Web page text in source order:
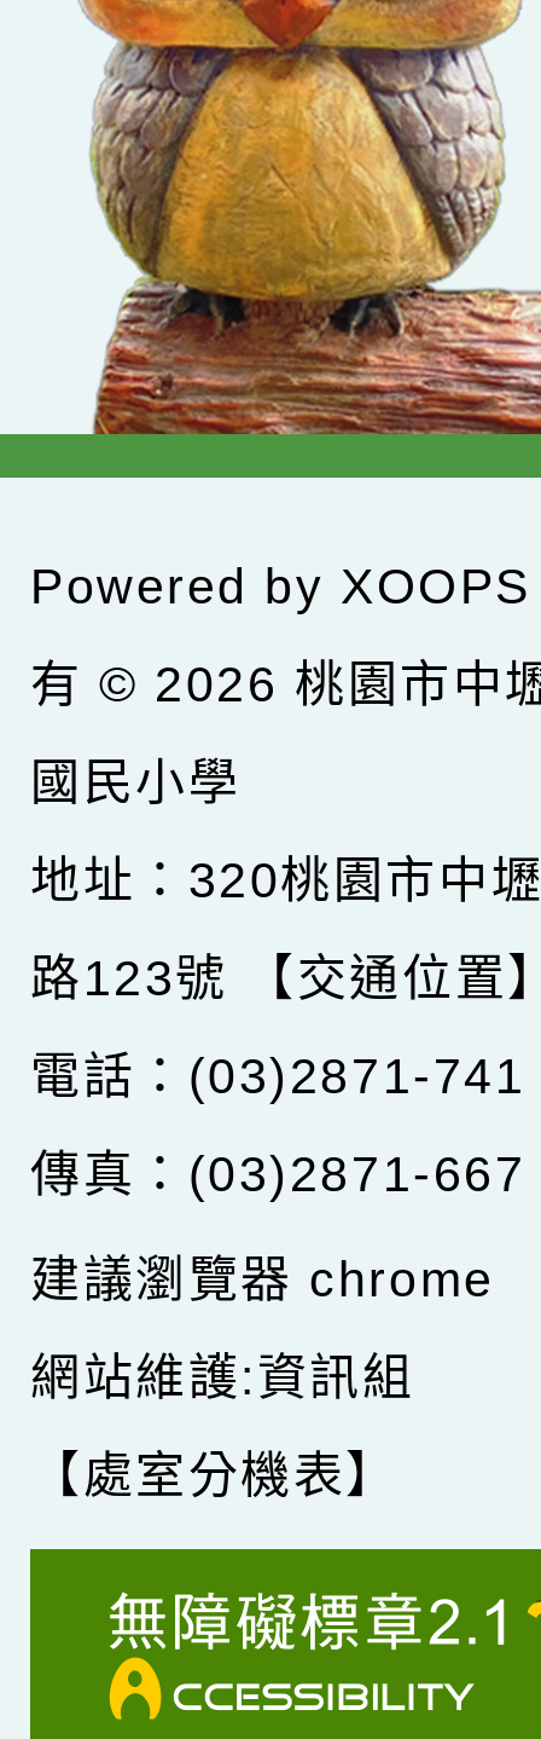
Powered by XOOPS
有 © 2026 桃園市中
國民小學
地址：320桃園市中
路123號
【交通位置
電話：(03)2871-741
傳真：(03)2871-667
建議瀏覽器 chrome
網站維護:資訊組
【處室分機表】